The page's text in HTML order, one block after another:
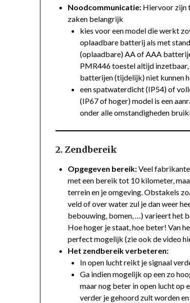
Noodcommunicatie: Hiervoor zijn
zaken belangrijk
kies voor een model die werkt
oplaadbare batterij als met
(oplaadbare) AA of AAA
PMR446 toestel altijd
batterijen (tijdelijk) niet kunnen
een spatwaterdicht (IP54) of
(IP67 of hoger) model is een
onder alle omstandigheden
2. Zendbereik
Opgegeven bereik:Veel
met een bereik tot 10 kilometer,
terrein en je omgeving. Obstakels
veld of over water zul je dan weer
bebouwing, bomen, …) varieert het
Hoe hoger je staat, hoe beter! Van
perfect mogelijk (zie ook de video
Het zendbereik verbeteren:
In open lucht reikt je signaal
Ga indien mogelijk op een zo
maar nog beter in open lucht op
verder je gehoord zult worden